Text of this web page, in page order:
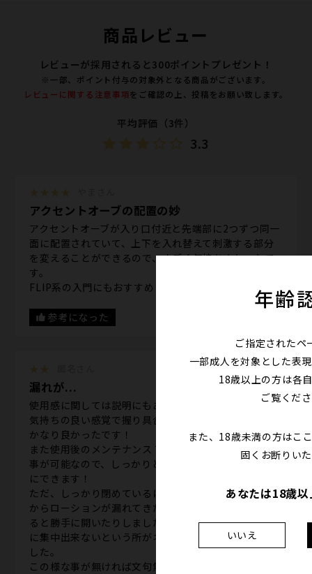
商品レビュー
レビューが採用されると300ポイントプレゼント！
※一部、ポイント付与の対象外となる商品がございます。
レビューに関する注意事項をご確認の上、投稿をお願い致します。
平均評価（3件）
3.3
アクセントオーブの配置の妙
アクセントオーブが入り口付近と先端部に2つずつ同一
面に配置されていて、上下を入れ替えて刺激する部分
を変えることができるので、すごく気持ちよかったで
す。
FLIP系の入門にもおすすめ
参考になった
漏れが...
使用感に関しては説明にもあるようにコリコリとした
気持ちの良い感覚で握り具合によって調整出来るのも
かなり良かったです！
また使用後のメンテナンス？清掃に関しても中を開く
事が可能なので、しっかりと洗浄して乾かす事も容易
にできます！
ただ、しっかり閉めているにも関わらず横の開閉部分
からローションが漏れてきたり、少し動きを激しくす
ると勝手に開いたりしました。その結果上手い事行為
に集中出来ないという所がネックになるという感じで
した。
この様な事が無ければ文句無しの星5です！
年齢
ご指定されたペ
一部成人を対象とした表
18歳以上の方は各
ご覧くだ
また、18歳未満の方はこ
固くお断りい
あなたは18歳
いいえ